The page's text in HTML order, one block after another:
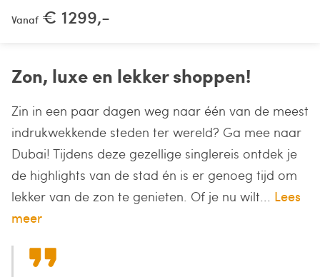
Vanaf € 1299,-
Zon, luxe en lekker shoppen!
Zin in een paar dagen weg naar één van de meest
indrukwekkende steden ter wereld? Ga mee naar
Dubai! Tijdens deze gezellige singlereis ontdek je
de highlights van de stad én is er genoeg tijd om
lekker van de zon te genieten. Of je nu wilt... Lees
meer